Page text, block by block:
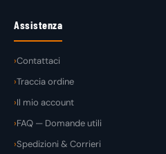
Assistenza
Contattaci
Traccia ordine
Il mio account
FAQ — Domande utili
Spedizioni & Corrieri